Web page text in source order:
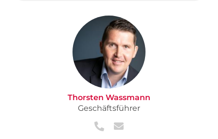
Thorsten Wassmann
Geschäftsführer